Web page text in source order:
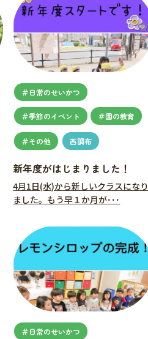
＃日常のせいかつ
＃季節のイベント ＃園の教育
＃その他 西調布
新年度がはじまりました！
4月1日(水)から新しいクラスになり
ました。もう早１か月が･･･
＃日常のせいかつ